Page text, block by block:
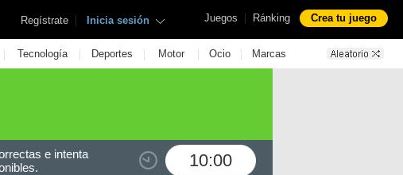
Juegos | Ránking Crea tu juego
Regístrate | Inicia sesión
| Tecnología | Deportes | Motor | Ocio | Marcas
10:00
e intenta